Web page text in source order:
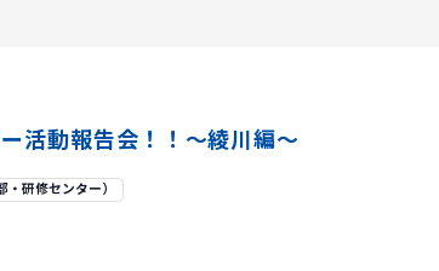
活動報告会！！～綾川編～
研修センター）